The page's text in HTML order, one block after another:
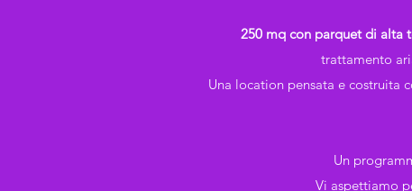
250 mq con parquet di alta
trattamento
Una location pensata e costruita
Un
Vi aspettiamo